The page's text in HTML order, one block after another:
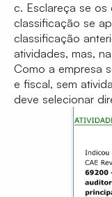
c. Esclareça se
classificação se
classificação
atividades, mas,
Como a empresa
e fiscal, sem
deve selecionar